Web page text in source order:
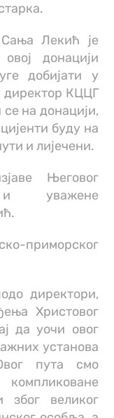
Лекић је
донацији
добијати у
директор КЦЦГ
на донацији,
буду на
и лијечени.
Његовог
и уважене
приморског
директори,
Христовог
да уочи овог
установа
пута смо
због великог